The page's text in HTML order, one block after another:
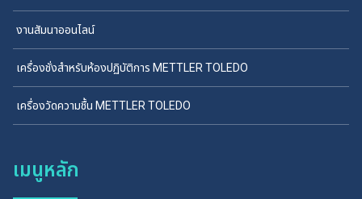
งานสัมนาออนไลน์
เครื่องชั่งสำหรับห้องปฏิบัติการ METTLER TOLEDO
เครื่องวัดความชื้น METTLER TOLEDO
เมนูหลัก